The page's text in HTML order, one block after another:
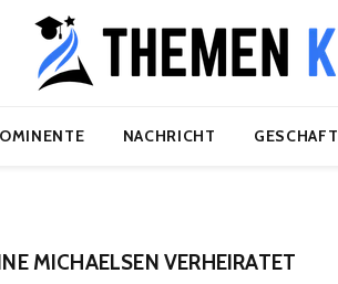
NACHRICHT GESCHAFT
MICHAELSEN VERHEIRATET